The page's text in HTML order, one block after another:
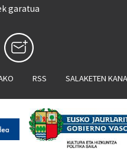
garatua
RSS SALAKETEN